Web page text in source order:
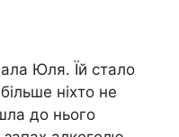
Юля. Їй стало
ніхто не
до нього